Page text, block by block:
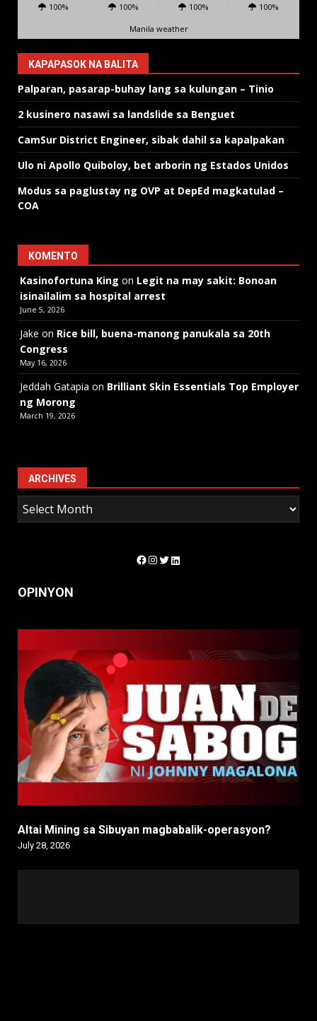
100% 100% 100% 100%
Manila weather
KAPAPASOK NA BALITA
Palparan, pasarap-buhay lang sa kulungan – Tinio
2 kusinero nasawi sa landslide sa Benguet
CamSur District Engineer, sibak dahil sa kapalpakan
Ulo ni Apollo Quiboloy, bet arborin ng Estados Unidos
Modus sa paglustay ng OVP at DepEd magkatulad –
COA
KOMENTO
Kasinofortuna King on Legit na may sakit: Bonoan
isinailalim sa hospital arrest
June 5, 2026
Jake on Rice bill, buena-manong panukala sa 20th
Congress
May 16, 2026
Jeddah Gatapia on Brilliant Skin Essentials Top Employer
ng Morong
March 19, 2026
ARCHIVES
Facebook
Instagram
Twitter
LinkedIn
OPINYON
Altai Mining sa Sibuyan magbabalik-operasyon?
July 28, 2026